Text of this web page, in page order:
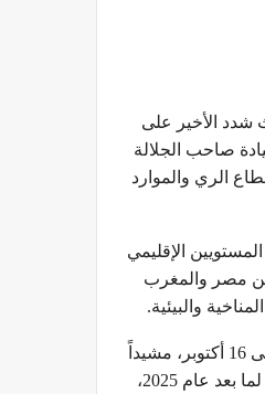
شدد الأخير على
صاحب الجلالة
الري والموارد
الإقليمي
مصر والمغرب
وأعرب السفير المصري عن ترحيبه بمشاركة المغرب في “أسبوع القاهرة للمياه” المزمع عقده من 12 إلى 16 أكتوبر، مشيداً
بالتعاون بين البلدين في إطار مجلس وزراء المياه الأفارقة، ومؤكداً أهمية التنسيق لإعداد الرؤية الإفريقية لما بعد عام 2025،